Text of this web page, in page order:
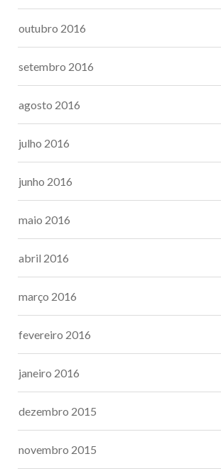
outubro 2016
setembro 2016
agosto 2016
julho 2016
junho 2016
maio 2016
abril 2016
março 2016
fevereiro 2016
janeiro 2016
dezembro 2015
novembro 2015